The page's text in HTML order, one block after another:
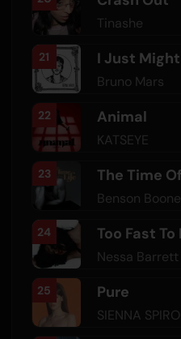
Tinashe
21 I Just Might
Bruno Mars
22 Animal
KATSEYE
23
Benson Boone
24
Nessa Barrett
25 Pure
SIENNA SPIRO